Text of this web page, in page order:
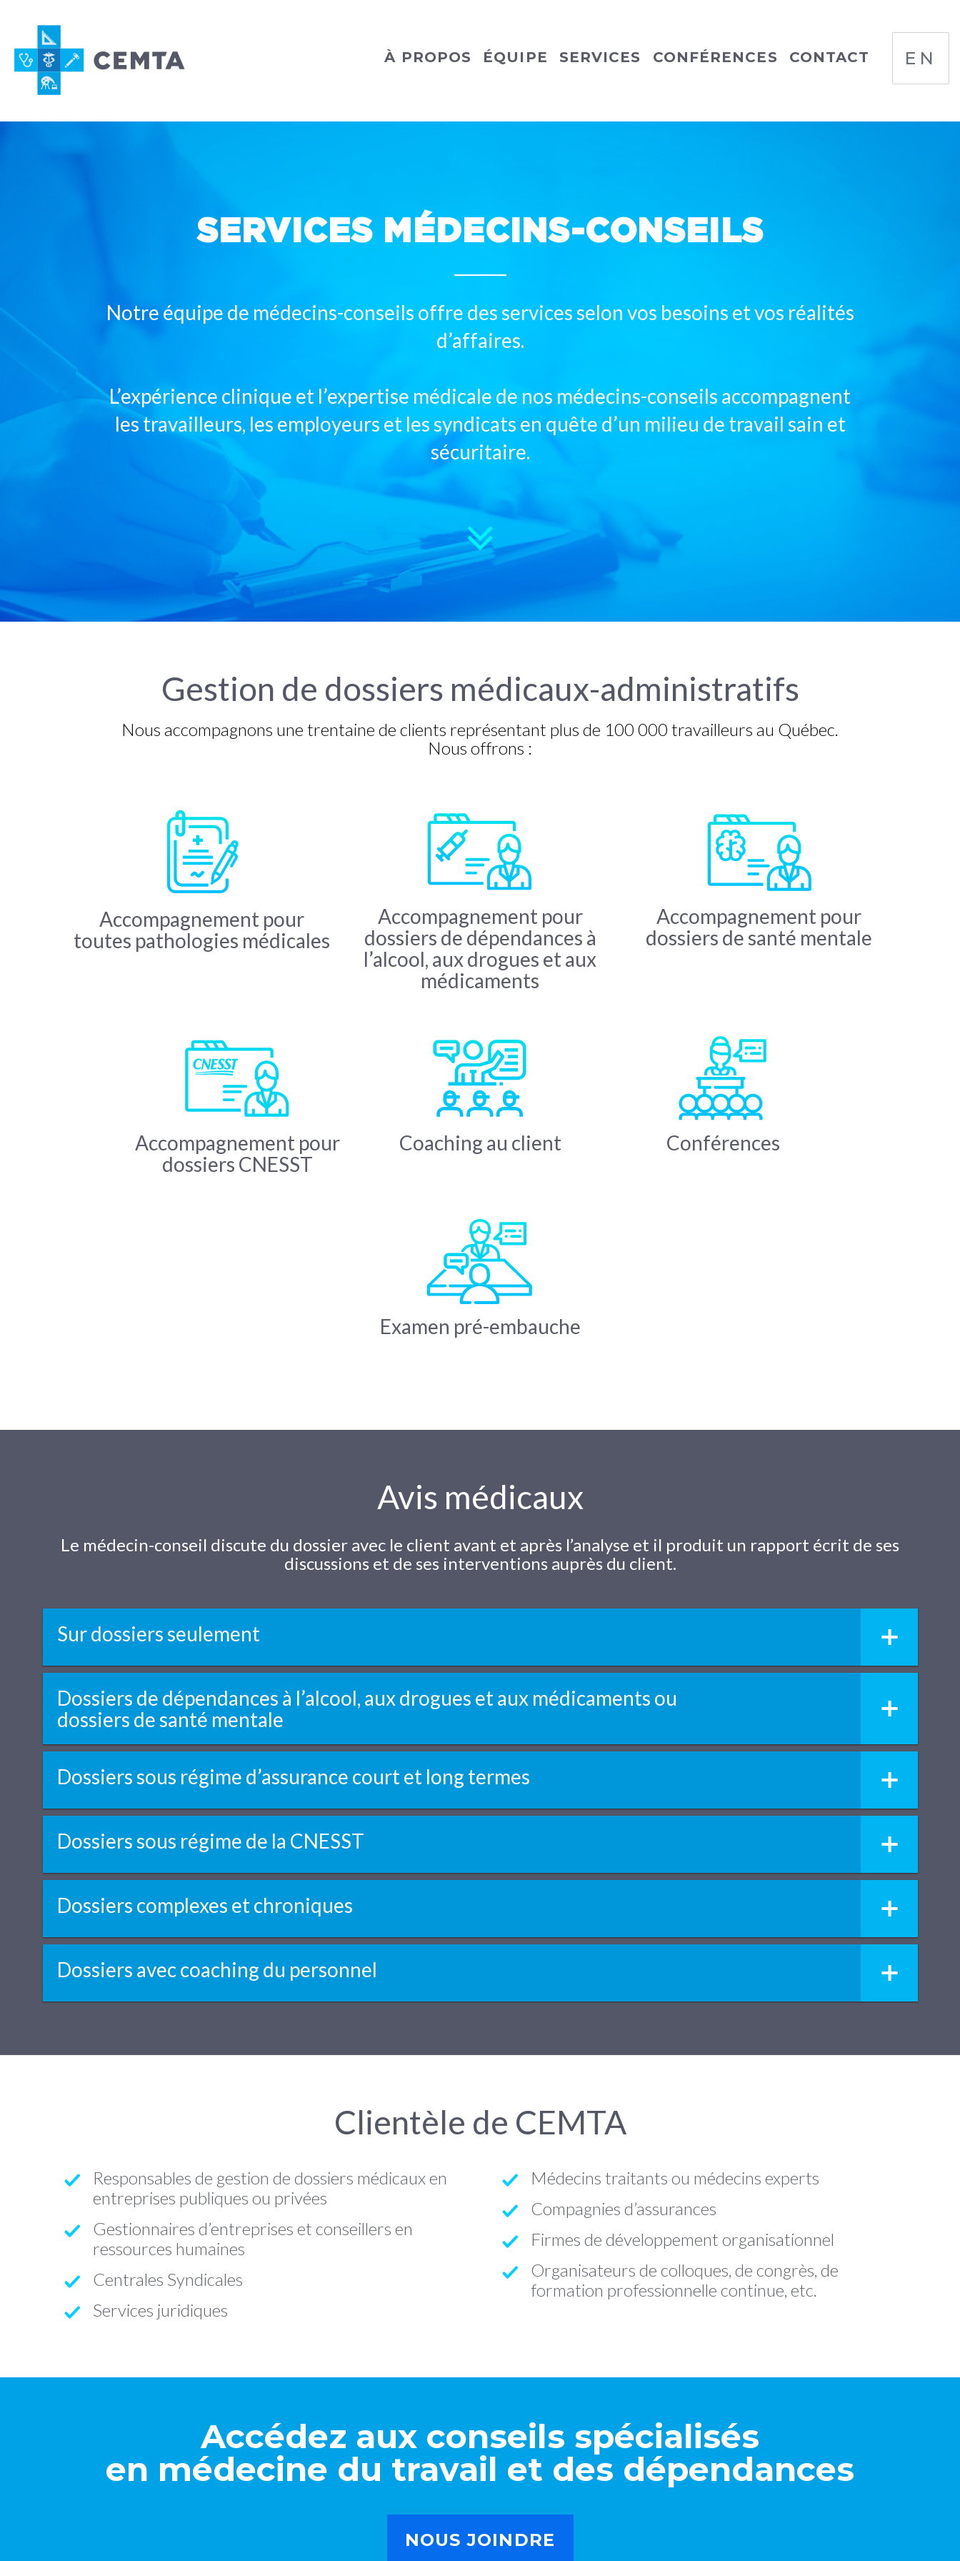
À PROPOS ÉQUIPE SERVICES CONFÉRENCES CONTACT EN
SERVICES MÉDECINS-CONSEILS
Notre équipe de médecins-conseils offre des services selon vos besoins et vos réalités
d’affaires.
L’expérience clinique et l’expertise médicale de nos médecins-conseils accompagnent
les travailleurs, les employeurs et les syndicats en quête d’un milieu de travail sain et
sécuritaire.
Gestion de dossiers médicaux-administratifs
Nous accompagnons une trentaine de clients représentant plus de 100 000 travailleurs au Québec.
Nous offrons :
Accompagnement pour
toutes pathologies médicales
Accompagnement pour
dossiers de dépendances à
l’alcool, aux drogues et aux
médicaments
Accompagnement pour
dossiers de santé mentale
Accompagnement pour
dossiers CNESST
Coaching au client Conférences
Examen pré-embauche
Avis médicaux
Le médecin-conseil discute du dossier avec le client avant et après l’analyse et il produit un rapport écrit de ses
discussions et de ses interventions auprès du client.
Sur dossiers seulement
Dossiers de dépendances à l’alcool, aux drogues et aux médicaments ou
dossiers de santé mentale
Dossiers sous régime d’assurance court et long termes
Dossiers sous régime de la CNESST
Dossiers complexes et chroniques
Dossiers avec coaching du personnel
Clientèle de CEMTA
Responsables de gestion de dossiers médicaux en
entreprises publiques ou privées
Gestionnaires d’entreprises et conseillers en
ressources humaines
Centrales Syndicales
Services juridiques
Médecins traitants ou médecins experts
Compagnies d’assurances
Firmes de développement organisationnel
Organisateurs de colloques, de congrès, de
formation professionnelle continue, etc.
Accédez aux conseils spécialisés
en médecine du travail et des dépendances
NOUS JOINDRE